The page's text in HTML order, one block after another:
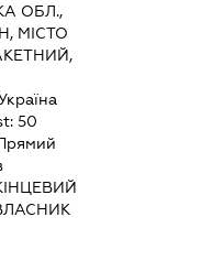
ОБЛ.,
МІСТО
50